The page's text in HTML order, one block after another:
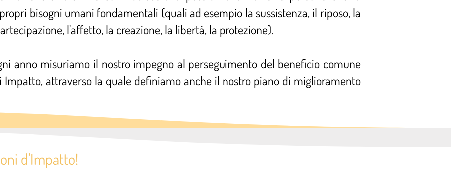
bisogni umani fondamentali (quali ad esempio la sussistenza, il riposo, la
l'affetto, la creazione, la libertà, la protezione).
anno misuriamo il nostro impegno al perseguimento del beneficio comune
Impatto, attraverso la quale definiamo anche il nostro piano di miglioramento
d'Impatto!